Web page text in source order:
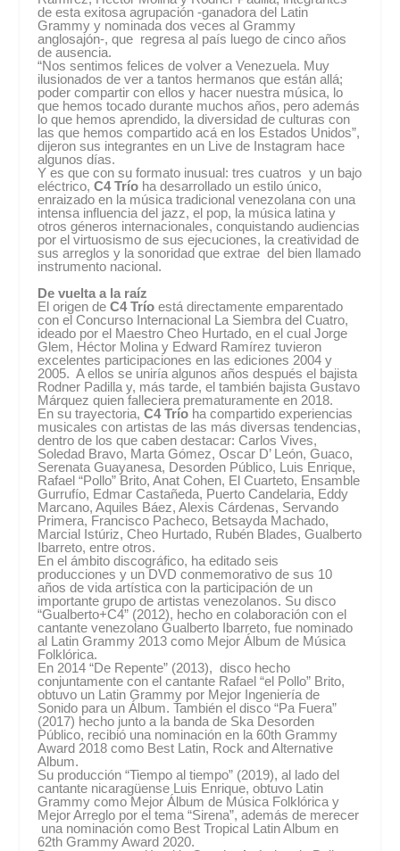
de esta exitosa agrupación -ganadora del Latin
Grammy y nominada dos veces al Grammy
anglosajón-, que regresa al país luego de cinco años
de ausencia.
“Nos sentimos felices de volver a Venezuela. Muy
ilusionados de ver a tantos hermanos que están allá;
poder compartir con ellos y hacer nuestra música, lo
que hemos tocado durante muchos años, pero además
lo que hemos aprendido, la diversidad de culturas con
las que hemos compartido acá en los Estados Unidos”,
dijeron sus integrantes en un Live de Instagram hace
algunos días.
Y es que con su formato inusual: tres cuatros y un bajo
eléctrico,C4 Trío ha desarrollado un estilo único,
enraizado en la música tradicional venezolana con una
intensa influencia del jazz, el pop, la música latina y
otros géneros internacionales, conquistando audiencias
por el virtuosismo de sus ejecuciones, la creatividad de
sus arreglos y la sonoridad que extrae del bien llamado
instrumento nacional.
De vuelta a la raíz
El origen deC4 Trío está directamente emparentado
con el Concurso Internacional La Siembra del Cuatro,
ideado por el Maestro Cheo Hurtado, en el cual Jorge
Glem, Héctor Molina y Edward Ramírez tuvieron
excelentes participaciones en las ediciones 2004 y
2005. A ellos se uniría algunos años después el bajista
Rodner Padilla y, más tarde, el también bajista Gustavo
Márquez quien falleciera prematuramente en 2018.
En su trayectoria,C4 Trío ha compartido experiencias
musicales con artistas de las más diversas tendencias,
dentro de los que caben destacar: Carlos Vives,
Soledad Bravo, Marta Gómez, Oscar D’ León, Guaco,
Serenata Guayanesa, Desorden Público, Luis Enrique,
Rafael “Pollo” Brito, Anat Cohen, El Cuarteto, Ensamble
Gurrufío, Edmar Castañeda, Puerto Candelaria, Eddy
Marcano, Aquiles Báez, Alexis Cárdenas, Servando
Primera, Francisco Pacheco, Betsayda Machado,
Marcial Istúriz, Cheo Hurtado, Rubén Blades, Gualberto
Ibarreto, entre otros.
En el ámbito discográfico, ha editado seis
producciones y un DVD conmemorativo de sus 10
años de vida artística con la participación de un
importante grupo de artistas venezolanos. Su disco
“Gualberto+C4” (2012), hecho en colaboración con el
cantante venezolano Gualberto Ibarreto, fue nominado
al Latin Grammy 2013 como Mejor Álbum de Música
Folklórica.
En 2014 “De Repente” (2013), disco hecho
conjuntamente con el cantante Rafael “el Pollo” Brito,
obtuvo un Latin Grammy por Mejor Ingeniería de
Sonido para un Álbum. También el disco “Pa Fuera”
(2017) hecho junto a la banda de Ska Desorden
Público, recibió una nominación en la 60th Grammy
Award 2018 como Best Latin, Rock and Alternative
Album.
Su producción “Tiempo al tiempo” (2019), al lado del
cantante nicaragüense Luis Enrique, obtuvo Latin
Grammy como Mejor Álbum de Música Folklórica y
Mejor Arreglo por el tema “Sirena”, además de merecer
una nominación como Best Tropical Latin Album en
62th Grammy Award 2020.